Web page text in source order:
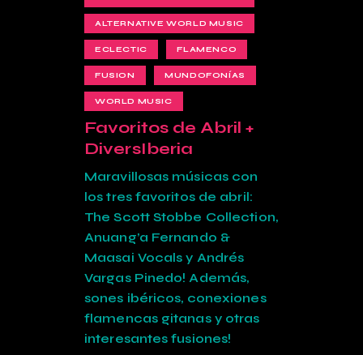
ALTERNATIVE WORLD MUSIC
ECLECTIC FLAMENCO
FUSION MUNDOFONÍAS
WORLD MUSIC
Favoritos de Abril +
DiversIberia
Maravillosas músicas con
los tres favoritos de abril:
The Scott Stobbe Collection,
Anuang’a Fernando &
Maasai Vocals y Andrés
Vargas Pinedo! Además,
sones ibéricos, conexiones
flamencas gitanas y otras
interesantes fusiones!